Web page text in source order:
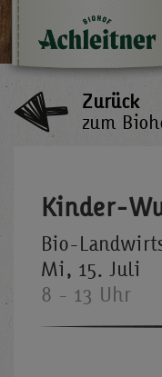
Zurück
zum
Kinder-
Bio-
Mi, 15. Juli
8 - 13 Uhr